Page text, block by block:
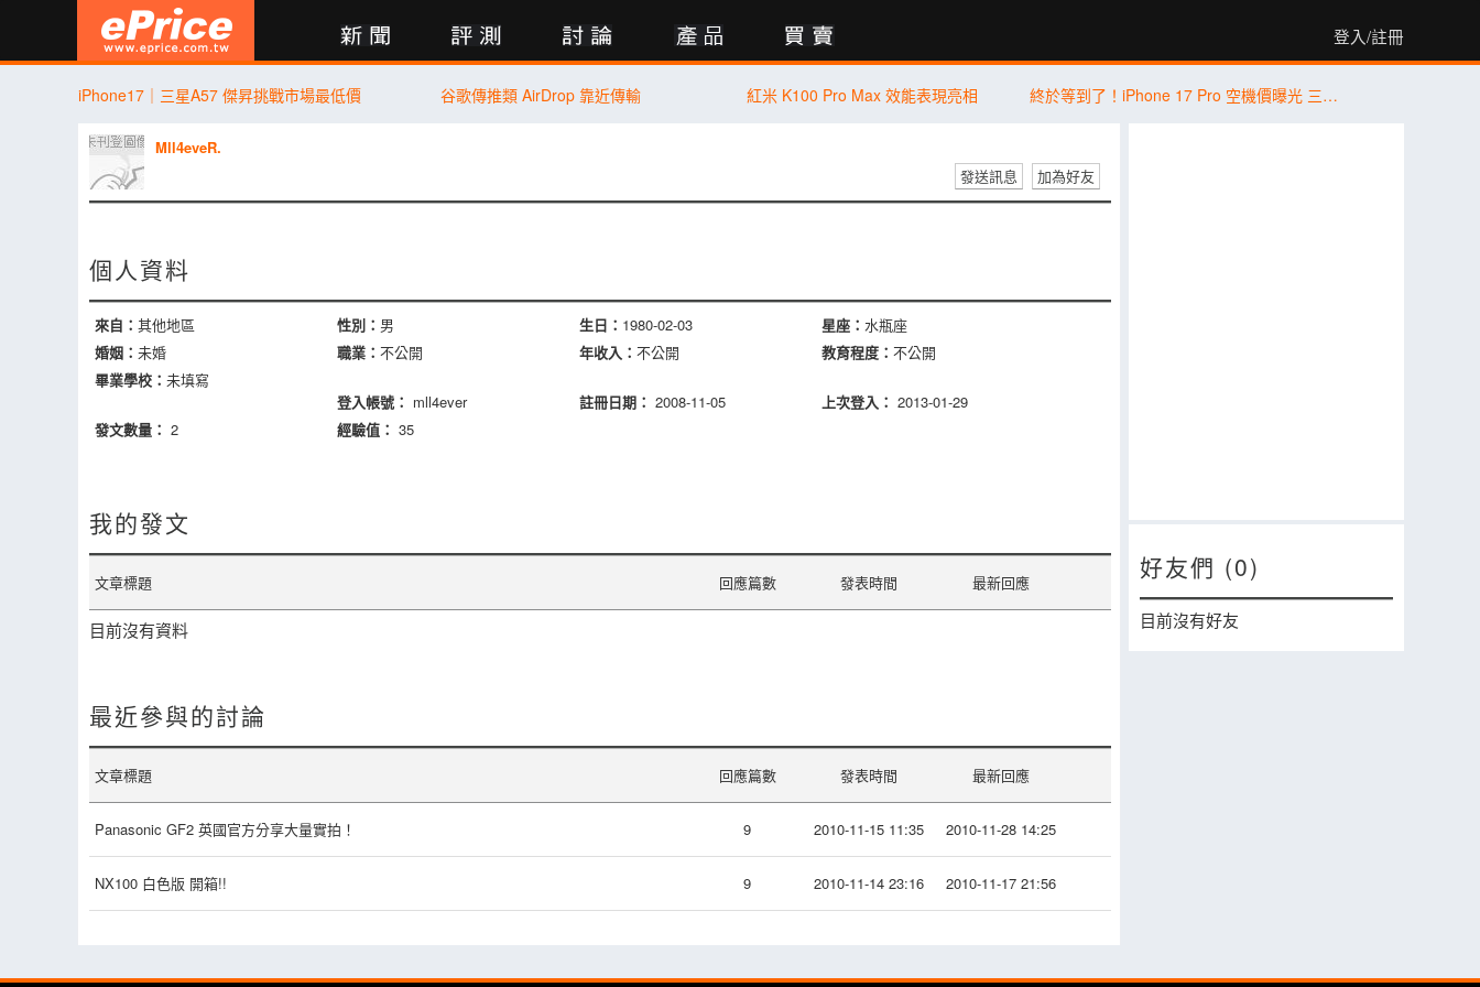
登入/註冊
評測 討論 產品 買賣 登入 行動版
iPhone17｜三星A57 傑昇挑戰市場最低價 谷歌傳推類 AirDrop 靠近傳輸 紅米 K100 Pro Max 效能表現亮相 終於等到了！iPhone 17 Pro 空機價曝光 三星 Galaxy S26+ 狂降近 8 千
Mll4eveR.
發送訊息
加為好友
個人資料
來自： 其他地區 性別： 男 生日： 1980-02-03 星座： 水瓶座
婚姻： 未婚 職業： 不公開 年收入： 不公開 教育程度： 不公開
畢業學校： 未填寫
登入帳號： mll4ever 註冊日期： 2008-11-05 上次登入： 2013-01-29
發文數量： 2 經驗值： 35
我的發文
文章標題 回應篇數 發表時間 最新回應
目前沒有資料
最近參與的討論
文章標題 回應篇數 發表時間 最新回應
Panasonic GF2 英國官方分享大量實拍！ 9 2010-11-15 11:35 2010-11-28 14:25
NX100 白色版 開箱!! 9 2010-11-14 23:16 2010-11-17 21:56
好友們 (0)
目前沒有好友